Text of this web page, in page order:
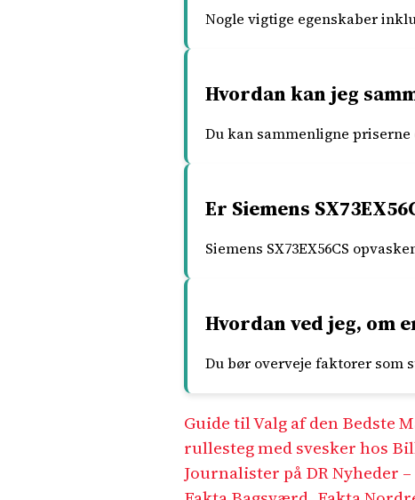
Nogle vigtige egenskaber
Hvordan kan jeg
Du kan sammenligne
Er Siemens
Siemens SX73EX56CS
Hvordan ved jeg, om
Du bør overveje faktorer som
Guide til Valg af den Bedste
rullesteg med svesker hos
Journalister på DR Nyheder